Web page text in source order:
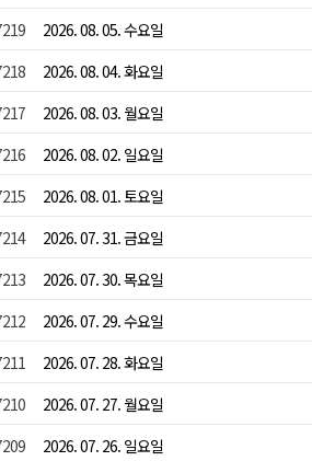
2026. 08. 05. 수요일
2026. 08. 04. 화요일
2026. 08. 03. 월요일
2026. 08. 02. 일요일
2026. 08. 01. 토요일
2026. 07. 31. 금요일
2026. 07. 30. 목요일
2026. 07. 29. 수요일
2026. 07. 28. 화요일
2026. 07. 27. 월요일
2026. 07. 26. 일요일